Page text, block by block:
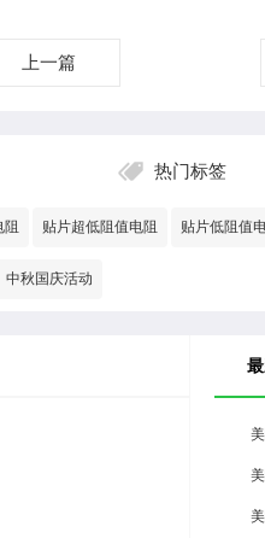
上一篇
热门标签
贴片超低阻值电阻 贴片低阻值
中秋国庆活动